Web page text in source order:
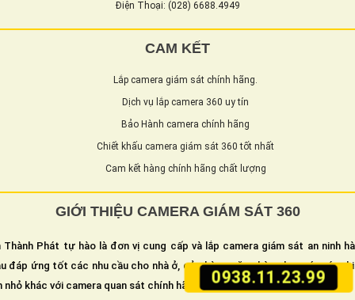
0938.11.23.99
Điện Thoại: (028) 6688.4949
CAM KẾT
Lắp camera giám sát chính hãng.
Dịch vụ lắp camera 360 uy tín
Bảo Hành camera chính hãng
Chiết khấu camera giám sát 360 tốt nhất
Cam kết hàng chính hãng chất lượng
GIỚI THIỆU CAMERA GIÁM SÁT 360
Thành Phát tự hào là đơn vị cung cấp và lắp camera giám sát an ninh
đáp ứng tốt các nhu cầu cho nhà ở, cửa hàng, văn phòng hay các xí
nhỏ khác với camera quan sát chính hãng đảm bảo chất lượng tuyệt đối.